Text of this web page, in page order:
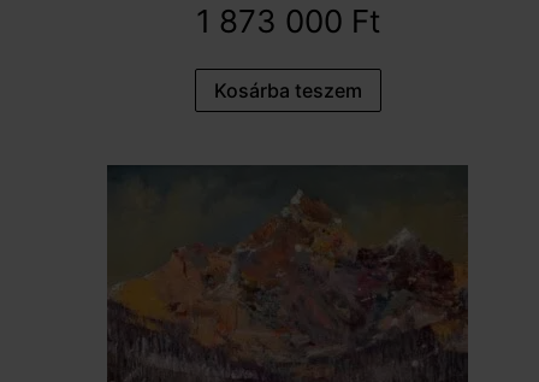
1 873 000 Ft
Kosárba teszem